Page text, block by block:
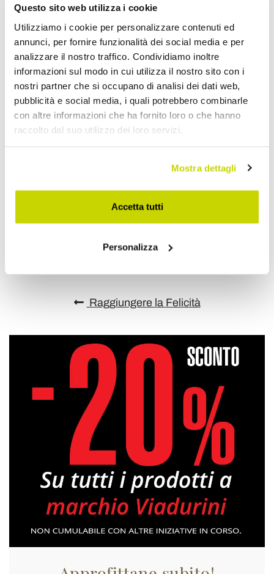
Questo sito web utilizza i cookie
Utilizziamo i cookie per personalizzare contenuti ed
annunci, per fornire funzionalità dei social media e per
analizzare il nostro traffico. Condividiamo inoltre
informazioni sul modo in cui utilizza il nostro sito con i
nostri partner che si occupano di analisi dei dati web,
pubblicità e social media, i quali potrebbero combinarle
con altre informazioni che ha fornito loro o che hanno
raccolto dal suo utilizzo dei loro servizi.
Mostra dettagli
Accetta tutti
Personalizza
Richiedi Informazioni
Opinione dei clienti
Devi accedere per poter scrivere la tua opinione.
Raggiungere la Felicità